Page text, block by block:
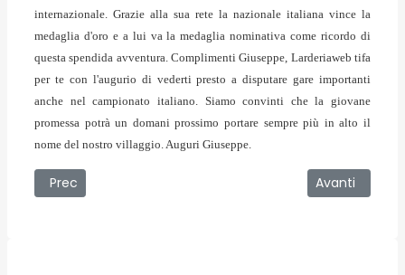
internazionale. Grazie alla sua rete la nazionale italiana vince la
medaglia d'oro e a lui va la medaglia nominativa come ricordo di
questa spendida avventura. Complimenti Giuseppe, Larderiaweb tifa
per te con l'augurio di vederti presto a disputare gare importanti
anche nel campionato italiano. Siamo convinti che la giovane
promessa potrà un domani prossimo portare sempre più in alto il
nome del nostro villaggio. Auguri Giuseppe.
Articolo precedente: 12/08/2008 - La passeggiata dei
Prec Articolo
Avanti